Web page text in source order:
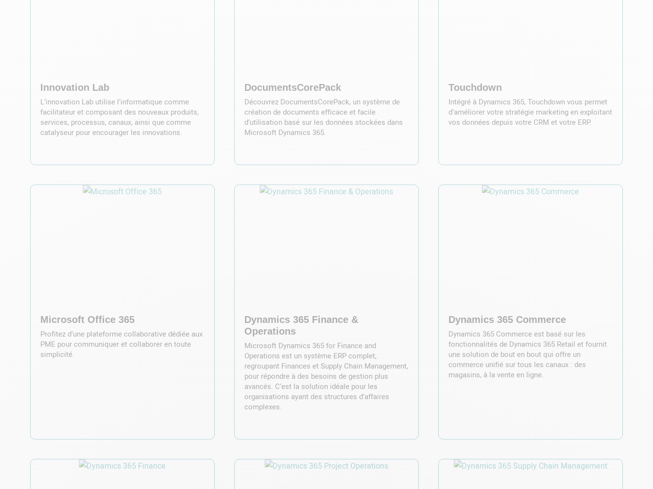
Innovation Lab
L’innovation Lab utilise l’informatique comme
facilitateur et composant des nouveaux produits,
services, processus, canaux, ainsi que comme
catalyseur pour encourager les innovations.
DocumentsCorePack
Découvrez DocumentsCorePack, un système de
création de documents efficace et facile
d’utilisation basé sur les données stockées dans
Microsoft Dynamics 365.
Touchdown
Intégré à Dynamics 365, Touchdown vous permet
d’améliorer votre stratégie marketing en exploitant
vos données depuis votre CRM et votre ERP.
Microsoft Office 365
Profitez d’une plateforme collaborative dédiée aux
PME pour communiquer et collaborer en toute
simplicité.
Dynamics 365 Finance &
Operations
Microsoft Dynamics 365 for Finance and
Operations est un système ERP complet,
regroupant Finances et Supply Chain Management,
pour répondre à des besoins de gestion plus
avancés. C’est la solution idéale pour les
organisations ayant des structures d’affaires
complexes.
Dynamics 365 Commerce
Dynamics 365 Commerce est basé sur les
fonctionnalités de Dynamics 365 Retail et fournit
une solution de bout en bout qui offre un
commerce unifié sur tous les canaux : des
magasins, à la vente en ligne.